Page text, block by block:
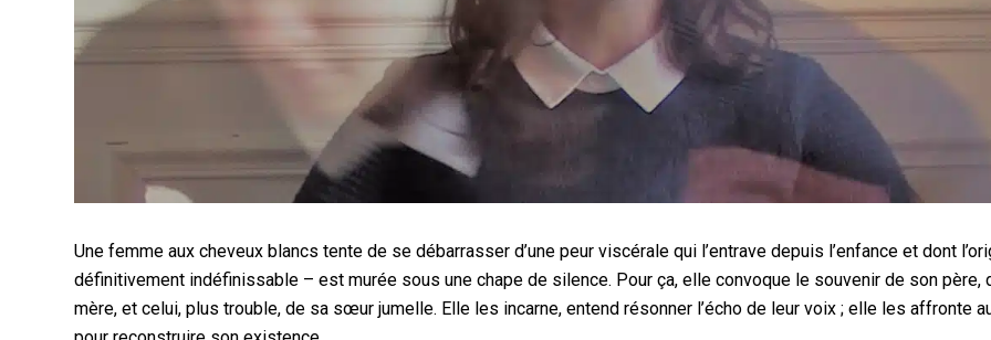
Une femme aux cheveux blancs tente de se débarrasser d’une peur viscérale qui l’entrave depuis l’enfance et dont
définitivement indéfinissable – est murée sous une chape de silence. Pour ça, elle convoque le souvenir de son père,
mère, et celui, plus trouble, de sa sœur jumelle. Elle les incarne, entend résonner l’écho de leur voix ; elle les affronte